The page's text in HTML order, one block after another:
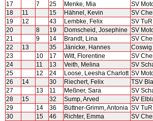
17
7 25 Menke, Mia SV
18
11 15 Hähnel, Kevin SV
19
12 43 Lembke, Felix SV
20
8 19 Domscheid, Josephine SV
21
9 14 Brandt, Lina SV
22
13 35 Jänicke, Hannes Coswig
23
10 17 Witt, Florentine SV
24
11 13 Veith, Melina SV
25
12 24 Loose, Leesha Charlott SV
26
14 30 Riechert, Felix TSV
27
13 11 Meßner, Sara SV
28
15 32 Sump, Arved SV
29
14 36 Büttner-Grimm, Antonia SV
30
15 46 Richter, Emma SV